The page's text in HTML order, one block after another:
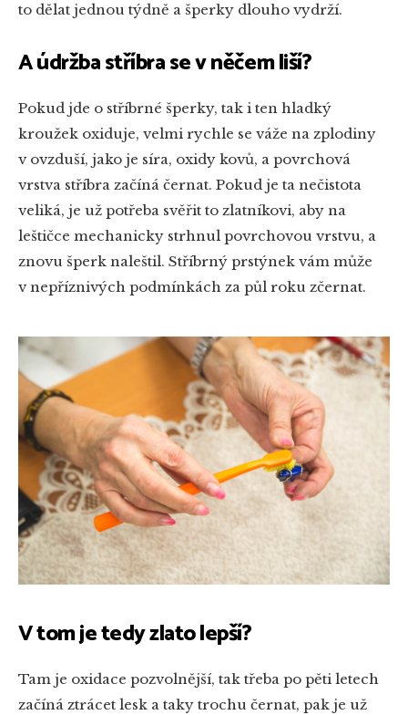
to dělat jednou týdně a šperky dlouho vydrží.
A údržba stříbra se v něčem liší?
Pokud jde o stříbrné šperky, tak i ten hladký
kroužek oxiduje, velmi rychle se váže na zplodiny
v ovzduší, jako je síra, oxidy kovů, a povrchová
vrstva stříbra začíná černat. Pokud je ta nečistota
veliká, je už potřeba svěřit to zlatníkovi, aby na
leštičce mechanicky strhnul povrchovou vrstvu, a
znovu šperk naleštil. Stříbrný prstýnek vám může
v nepříznivých podmínkách za půl roku zčernat.
V tom je tedy zlato lepší?
Tam je oxidace pozvolnější, tak třeba po pěti letech
začíná ztrácet lesk a taky trochu černat, pak je už